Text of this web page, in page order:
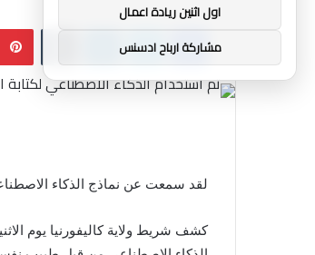
فيسبوكتويتر لينكدإن
لقد سمعت عن نماذج الذكاء
كشف شريط ولاية كاليفورنيا يوم
اول اثنين ريادة اعمال
مشاركة ارباح ادسنس